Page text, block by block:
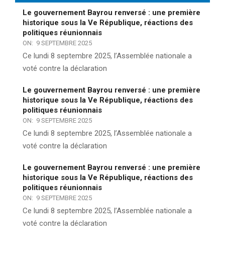
Le gouvernement Bayrou renversé : une première
historique sous la Ve République, réactions des
politiques réunionnais
ON: 9 SEPTEMBRE 2025
Ce lundi 8 septembre 2025, l’Assemblée nationale a
voté contre la déclaration
Le gouvernement Bayrou renversé : une première
historique sous la Ve République, réactions des
politiques réunionnais
ON: 9 SEPTEMBRE 2025
Ce lundi 8 septembre 2025, l’Assemblée nationale a
voté contre la déclaration
Le gouvernement Bayrou renversé : une première
historique sous la Ve République, réactions des
politiques réunionnais
ON: 9 SEPTEMBRE 2025
Ce lundi 8 septembre 2025, l’Assemblée nationale a
voté contre la déclaration